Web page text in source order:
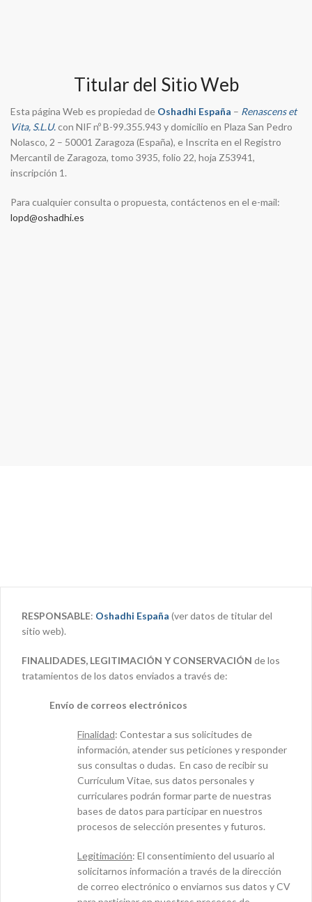
Titular del Sitio Web
Esta página Web es propiedad de Oshadhi España – Renascens et
Vita, S.L.U.con NIF nº B-99.355.943 y domicilio en Plaza San Pedro
Nolasco, 2 – 50001 Zaragoza (España), e Inscrita en el Registro
Mercantil de Zaragoza, tomo 3935, folio 22, hoja Z53941,
inscripción 1.
Para cualquier consulta o propuesta, contáctenos en el e-mail:
lopd@oshadhi.es
RESPONSABLE: Oshadhi España (ver datos de titular del
sitio web).
FINALIDADES, LEGITIMACIÓN Y CONSERVACIÓN de los
tratamientos de los datos enviados a través de:
Envío de correos electrónicos
Finalidad: Contestar a sus solicitudes de
información, atender sus peticiones y responder
sus consultas o dudas. En caso de recibir su
Currículum Vitae, sus datos personales y
curriculares podrán formar parte de nuestras
bases de datos para participar en nuestros
procesos de selección presentes y futuros.
Legitimación: El consentimiento del usuario al
solicitarnos información a través de la dirección
de correo electrónico o enviarnos sus datos y CV